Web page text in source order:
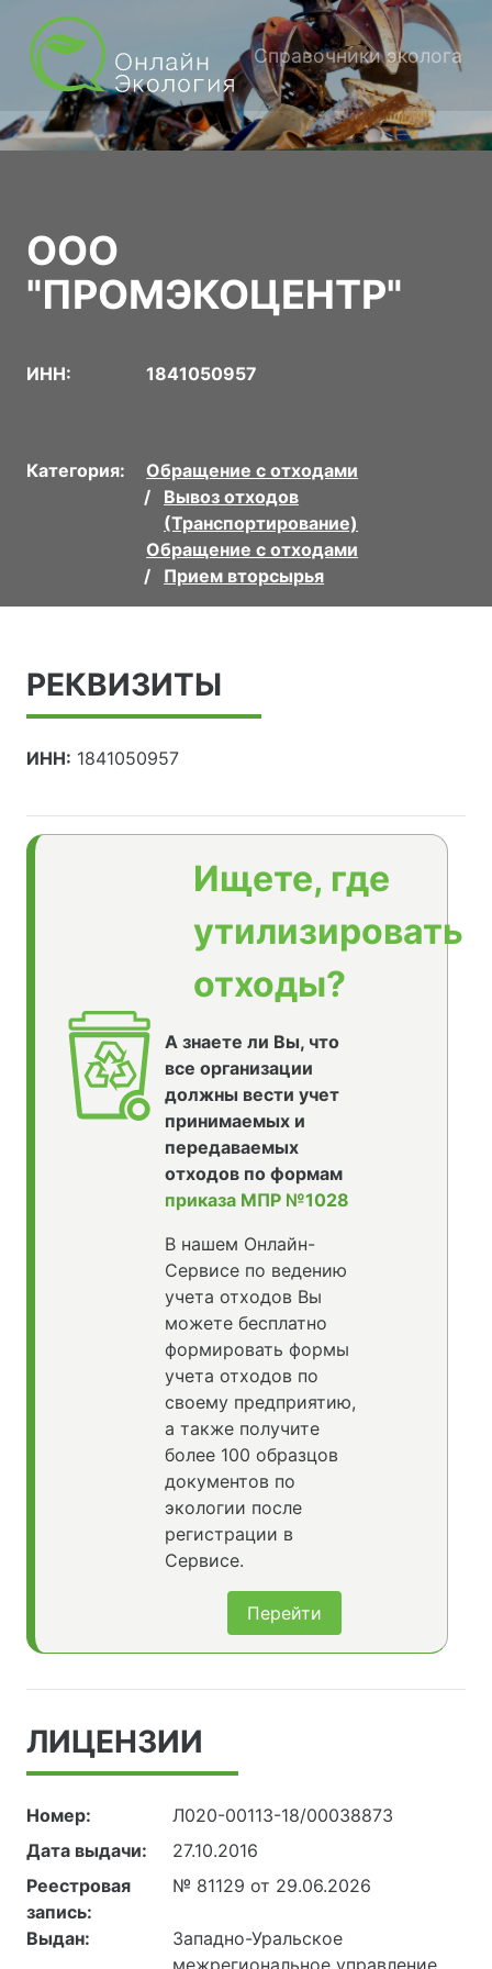
Справочники эколога
ООО
"ПРОМЭКОЦЕНТР"
ИНН: 1841050957
Категория:
Обращение с отходами
Вывоз отходов
(Транспортирование)
Обращение с отходами
Прием вторсырья
РЕКВИЗИТЫ
ИНН: 1841050957
Ищете, где
утилизировать
отходы?
А знаете ли Вы, что
все организации
должны вести учет
принимаемых и
передаваемых
отходов по формам
приказа МПР №1028
В нашем Онлайн-
Сервисе по ведению
учета отходов Вы
можете бесплатно
формировать формы
учета отходов по
своему предприятию,
а также получите
более 100 образцов
документов по
экологии после
регистрации в
Сервисе.
Перейти
ЛИЦЕНЗИИ
Номер:
Л020-00113-18/00038873
Дата выдачи:
27.10.2016
Реестровая
запись:
№ 81129 от 29.06.2026
Выдан:
Западно-Уральское
межрегиональное управление